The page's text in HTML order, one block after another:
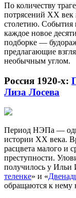
По количеству
потрясений XX
столетию. События
каждое новое
подборке —
предлагающие
необычным углом.
Россия 1920-х:
Лиза Лосева
Период НЭПа —
истории XX века.
расцвета малого и
преступности.
получилось у Ильи
теленке» и «
обращаются к нему